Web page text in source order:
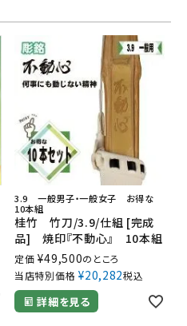
3.9 一般男子・一般女子 お得な
10本組
桂竹 竹刀/3.9/仕組 [完成
品] 焼印『不動心』 10本組
定価 ¥49,500のところ
当店特別価格 ¥20,282税込
詳細を見る